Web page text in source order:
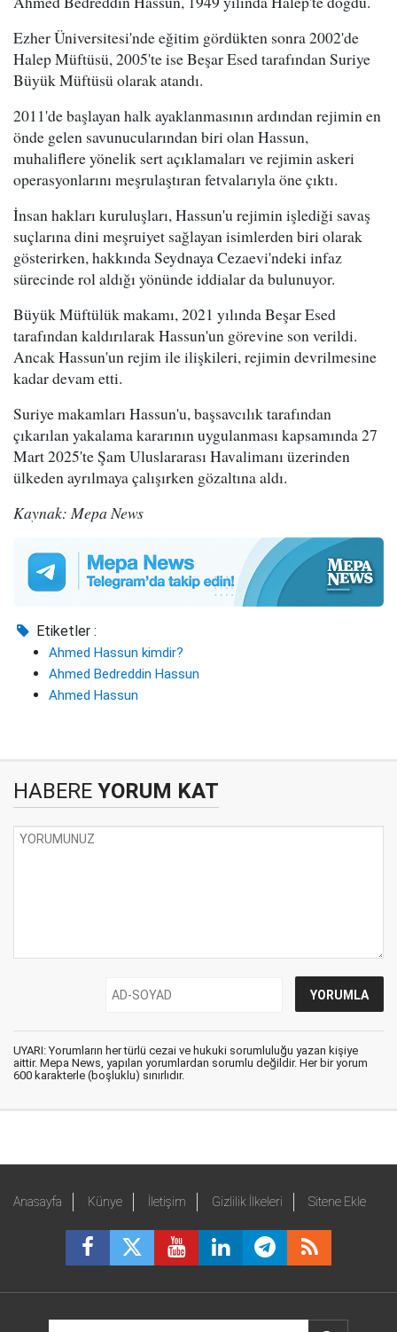
Ezher Üniversitesi'nde eğitim gördükten sonra 2002'de
Halep Müftüsü, 2005'te ise Beşar Esed tarafından Suriye
Büyük Müftüsü olarak atandı.
2011'de başlayan halk ayaklanmasının ardından rejimin en
önde gelen savunucularından biri olan Hassun,
muhaliflere yönelik sert açıklamaları ve rejimin askeri
operasyonlarını meşrulaştıran fetvalarıyla öne çıktı.
İnsan hakları kuruluşları, Hassun'u rejimin işlediği savaş
suçlarına dini meşruiyet sağlayan isimlerden biri olarak
gösterirken, hakkında Seydnaya Cezaevi'ndeki infaz
sürecinde rol aldığı yönünde iddialar da bulunuyor.
Büyük Müftülük makamı, 2021 yılında Beşar Esed
tarafından kaldırılarak Hassun'un görevine son verildi.
Ancak Hassun'un rejim ile ilişkileri, rejimin devrilmesine
kadar devam etti.
Suriye makamları Hassun'u, başsavcılık tarafından
çıkarılan yakalama kararının uygulanması kapsamında 27
Mart 2025'te Şam Uluslararası Havalimanı üzerinden
ülkeden ayrılmaya çalışırken gözaltına aldı.
Kaynak: Mepa News
Etiketler :
Ahmed Hassun kimdir?
Ahmed Bedreddin Hassun
Ahmed Hassun
HABERE YORUM KAT
UYARI: Yorumların her türlü cezai ve hukuki sorumluluğu yazan kişiye
aittir. Mepa News, yapılan yorumlardan sorumlu değildir. Her bir yorum
600 karakterle (boşluklu) sınırlıdır.
Anasayfa Künye İletişim Gizlilik İlkeleri Sitene Ekle